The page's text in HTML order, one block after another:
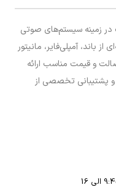
در زمینه سیستم‌های صوتی
باند، آمپلی‌فایر، مانیتور
و قیمت مناسب ارائه
پشتیبانی تخصصی از